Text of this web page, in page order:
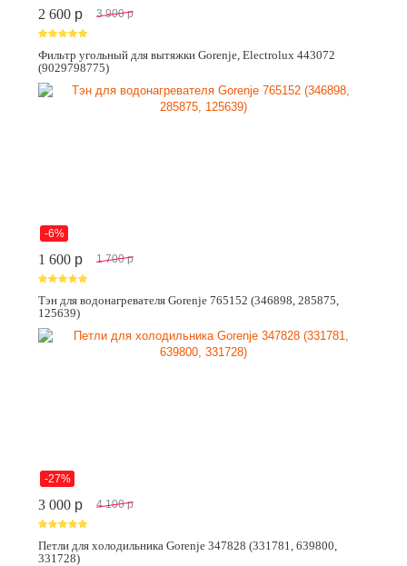
2 600 p 3 900 p
Фильтр угольный для вытяжки Gorenje, Electrolux 443072
(9029798775)
-6%
1 600 p 1 700 p
Тэн для водонагревателя Gorenje 765152 (346898, 285875,
125639)
-27%
3 000 p 4 100 p
Петли для холодильника Gorenje 347828 (331781, 639800,
331728)